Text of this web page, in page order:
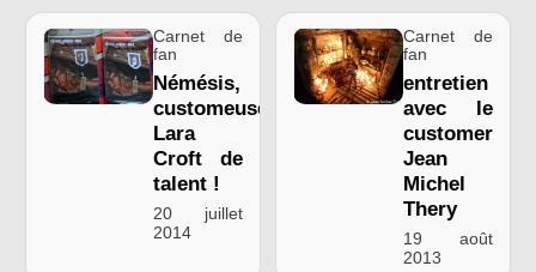
Carnet de
fan
Némésis,
customeuse
Lara
Croft de
talent !
20 juillet
2014
Carnet de
fan
entretien
avec le
customer
Jean
Michel
Thery
19 août
2013